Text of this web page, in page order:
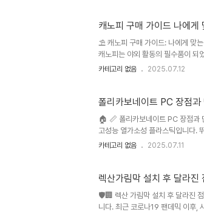
석하여, 각 상황에 맞는 최적의 폴
캐노피 구매 가이드 나에게
⛱️ 캐노피 구매 가이드: 나에게 맞
캐노피는 야외 활동의 필수품이 되
에 출시되면서 소비자들의 선택은
인기 캐노피를 중심..
카테고리 없음 2025.07.12
폴리카보네이트 PC 장점
🏠 📏 폴리카보네이트 PC 장점과
고성능 열가소성 플라스틱입니다.
용도로 활용되고 있습니다. 최근에
생적인 특성 때문에 수요가 증가하
카테고리 없음 2025.07.11
렉산가림막 설치 후 달라진
🛡️🏢 렉산 가림막 설치 후 달라진
니다. 최근 코로나19 팬데믹 이후,